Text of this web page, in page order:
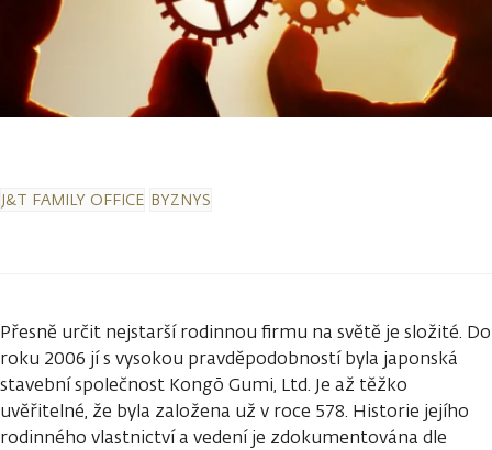
J&T FAMILY OFFICE BYZNYS
Přesně určit nejstarší rodinnou firmu na světě je složité. Do
roku 2006 jí s vysokou pravděpodobností byla japonská
stavební společnost Kongō Gumi, Ltd. Je až těžko
uvěřitelné, že byla založena už v roce 578. Historie jejího
rodinného vlastnictví a vedení je zdokumentována dle